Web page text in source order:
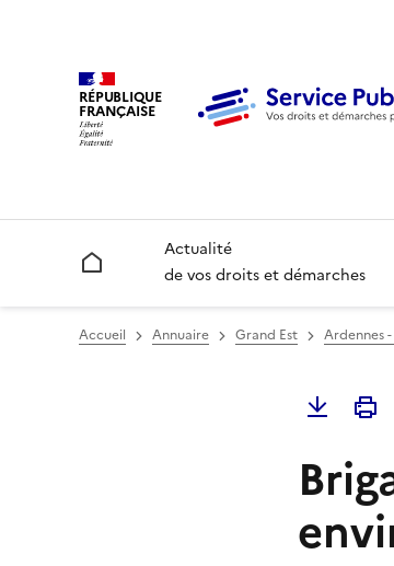
RÉPUBLIQUE
FRANÇAISE
Accueil
Actualité
de vos droits et démarches
Accueil Annuaire Grand Est Ardennes